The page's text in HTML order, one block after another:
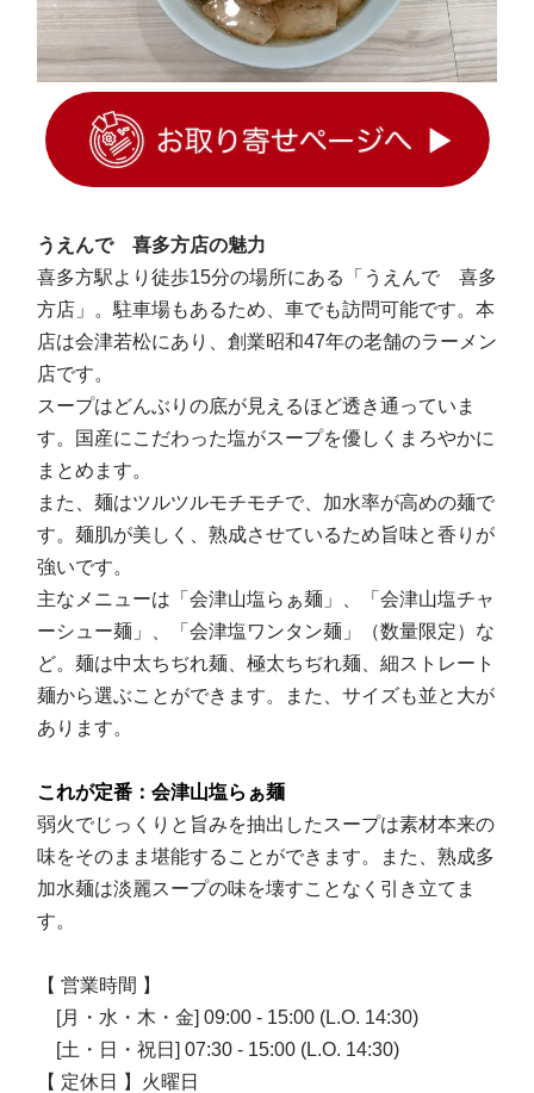
うえんで 喜多方店の魅力
喜多方駅より徒歩15分の場所にある「うえんで 喜多
方店」。駐車場もあるため、車でも訪問可能です。本
店は会津若松にあり、創業昭和47年の老舗のラーメン
店です。
スープはどんぶりの底が見えるほど透き通っていま
す。国産にこだわった塩がスープを優しくまろやかに
まとめます。
また、麺はツルツルモチモチで、加水率が高めの麺で
す。麺肌が美しく、熟成させているため旨味と香りが
強いです。
主なメニューは「会津山塩らぁ麺」、「会津山塩チャ
ーシュー麺」、「会津塩ワンタン麺」（数量限定）な
ど。麺は中太ちぢれ麺、極太ちぢれ麺、細ストレート
麺から選ぶことができます。また、サイズも並と大が
あります。
これが定番：会津山塩らぁ麺
弱火でじっくりと旨みを抽出したスープは素材本来の
味をそのまま堪能することができます。また、熟成多
加水麺は淡麗スープの味を壊すことなく引き立てま
す。
【 営業時間 】
[月・水・木・金] 09:00 - 15:00 (L.O. 14:30)
[土・日・祝日] 07:30 - 15:00 (L.O. 14:30)
【 定休日 】火曜日